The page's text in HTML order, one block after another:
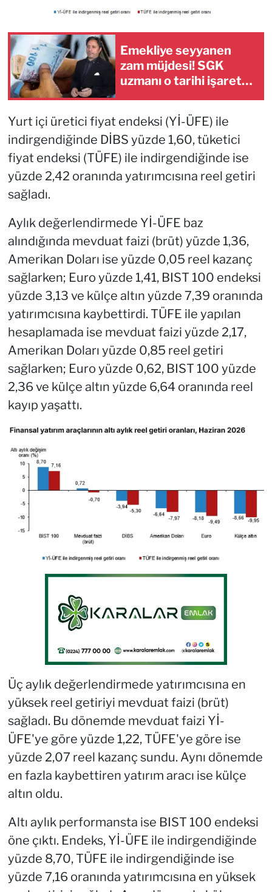
Emekliye seyyanen
zam müjdesi! SGK
uzmanı o tarihi işaret
Yurt içi üretici fiyat endeksi (Yİ-ÜFE) ile
indirgendiğinde DİBS yüzde 1,60, tüketici
fiyat endeksi (TÜFE) ile indirgendiğinde ise
yüzde 2,42 oranında yatırımcısına reel getiri
sağladı.
Aylık değerlendirmede Yİ-ÜFE baz
alındığında mevduat faizi (brüt) yüzde 1,36,
Amerikan Doları ise yüzde 0,05 reel kazanç
sağlarken; Euro yüzde 1,41, BIST 100 endeksi
yüzde 3,13 ve külçe altın yüzde 7,39 oranında
yatırımcısına kaybettirdi. TÜFE ile yapılan
hesaplamada ise mevduat faizi yüzde 2,17,
Amerikan Doları yüzde 0,85 reel getiri
sağlarken; Euro yüzde 0,62, BIST 100 yüzde
2,36 ve külçe altın yüzde 6,64 oranında reel
kayıp yaşattı.
Üç aylık değerlendirmede yatırımcısına en
yüksek reel getiriyi mevduat faizi (brüt)
sağladı. Bu dönemde mevduat faizi Yİ-
ÜFE'ye göre yüzde 1,22, TÜFE'ye göre ise
yüzde 2,07 reel kazanç sundu. Aynı dönemde
en fazla kaybettiren yatırım aracı ise külçe
altın oldu.
Altı aylık performansta ise BIST 100 endeksi
öne çıktı. Endeks, Yİ-ÜFE ile indirgendiğinde
yüzde 8,70, TÜFE ile indirgendiğinde ise
yüzde 7,16 oranında yatırımcısına en yüksek